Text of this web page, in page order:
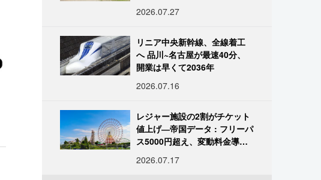
2026.07.27
リニア中央新幹線、全線着工
へ 品川~名古屋が最速40分、
開業は早くて2036年
2026.07.16
レジャー施設の2割がチケット
値上げ―帝国データ : フリーパ
ス5000円超え、変動料金導入
2026.07.17